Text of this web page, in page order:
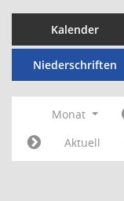
Kalender
Niederschriften
Monat
Aktuell